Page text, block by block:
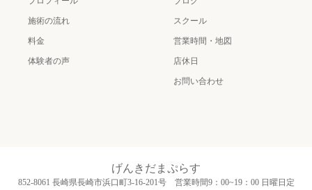
施術の流れ
料金
体験者の声
スクール
営業時間・地図
店休日
お問い合わせ
げんきだまぷらす
852-8061 長崎県長崎市浜口町3‐16‐201号 営業時間9：00~19：00 日曜日定